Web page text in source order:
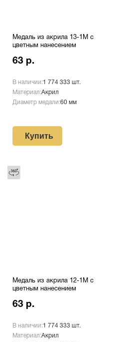
Медаль из акрила 13-1М с
цветным нанесением
63 р.
В наличии:1 774 333 шт.
Материал:Акрил
Диаметр медали:60 мм
Купить
Медаль из акрила 12-1М с
цветным нанесением
63 р.
В наличии:1 774 333 шт.
Материал:Акрил